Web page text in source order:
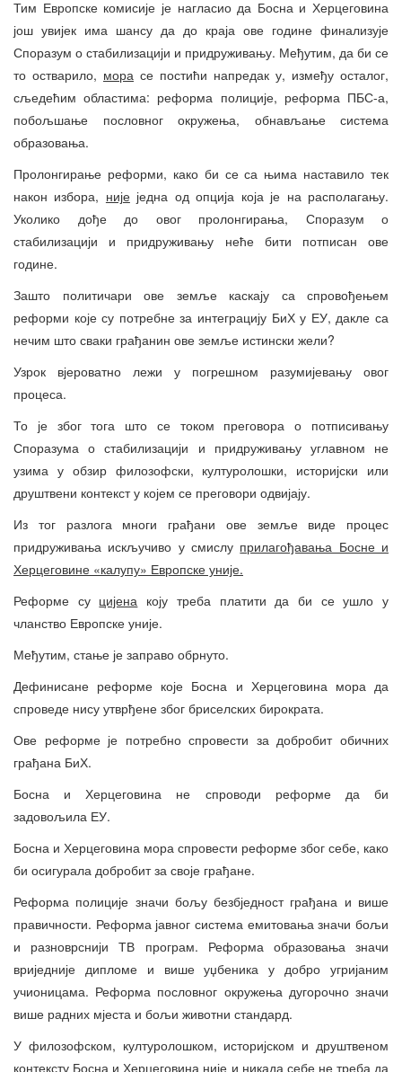
Тим Европске комисије је нагласио да Босна и Херцеговина
још увијек има шансу да до краја ове године финализује
Споразум о стабилизацији и придруживању. Међутим, да би се
то остварило, мора се постићи напредак у, између осталог,
сљедећим областима: реформа полиције, реформа ПБС-а,
побољшање пословног окружења, обнављање система
образовања.
Пролонгирање реформи, како би се са њима наставило тек
након избора, нијеједна од опција која је на располагању.
Уколико дође до овог пролонгирања, Споразум о
стабилизацији и придруживању неће бити потписан ове
године.
Зашто политичари ове земље каскају са спровођењем
реформи које су потребне за интеграцију БиХ у ЕУ, дакле са
нечим што сваки грађанин ове земље истински жели?
Узрок вјероватно лежи у погрешном разумијевању овог
процеса.
То је због тога што се током преговора о потписивању
Споразума о стабилизацији и придруживању углавном не
узима у обзир филозофски, културолошки, историјски или
друштвени контекст у којем се преговори одвијају.
Из тог разлога многи грађани ове земље виде процес
придруживања искључиво у смислу прилагођавања Босне и
Херцеговине «калупу» Европске уније.
Реформе су цијена коју треба платити да би се ушло у
чланство Европске уније.
Међутим, стање је заправо обрнуто.
Дефинисане реформе које Босна и Херцеговина мора да
спроведе нису утврђене због бриселских бирократа.
Ове реформе је потребно спровести за добробит обичних
грађана БиХ.
Босна и Херцеговина не спроводи реформе да би
задовољила ЕУ.
Босна и Херцеговина мора спровести реформе због себе, како
би осигурала добробит за своје грађане.
Реформа полиције значи бољу безбједност грађана и више
правичности. Реформа јавног система емитовања значи бољи
и разноврснији ТВ програм. Реформа образовања значи
вриједније дипломе и више уџбеника у добро угријаним
учионицама. Реформа пословног окружења дугорочно значи
више радних мјеста и бољи животни стандард.
У филозофском, културолошком, историјском и друштвеном
контексту Босна и Херцеговина није и никада себе не треба да